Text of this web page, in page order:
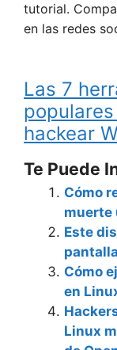
tutorial.
en las redes
Las 7
hackear
Te Puede
Cómo
muerte
Este
Cómo
en
Linux